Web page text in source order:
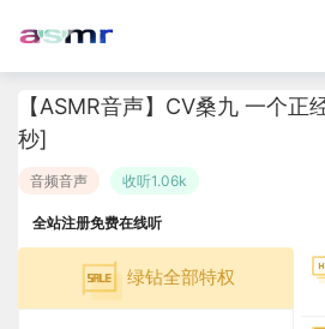
【ASMR音声】CV桑九 一个正
秒]
音频音声 收听1.06k
全站注册免费在线听
绿钻全部特权